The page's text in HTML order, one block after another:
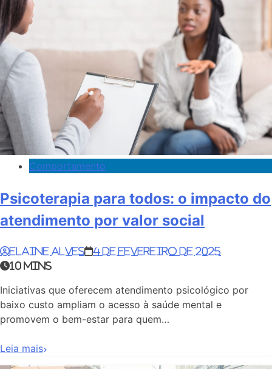
Comportamento
Psicoterapia para todos: o impacto do
atendimento por valor social
Elaine Alves
4 de fevereiro de 2025
10 mins
Iniciativas que oferecem atendimento psicológico por
baixo custo ampliam o acesso à saúde mental e
promovem o bem-estar para quem…
Leia mais